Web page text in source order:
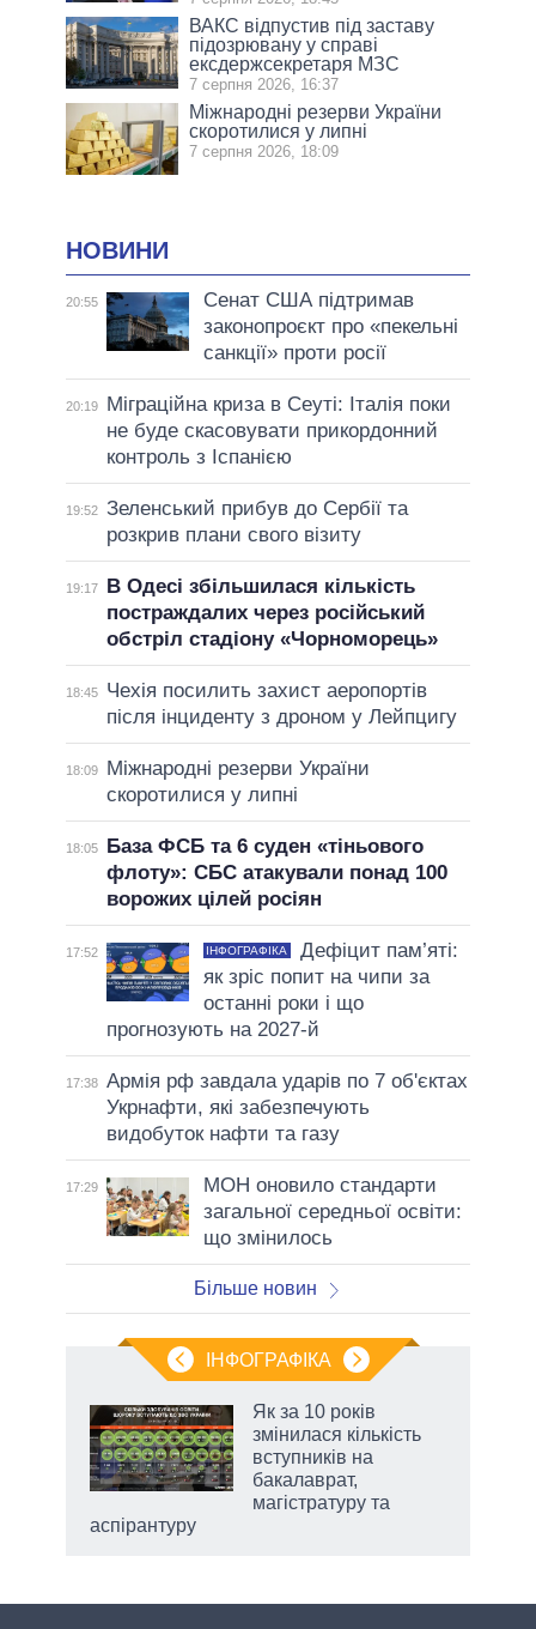
ВАКС відпустив під заставу
підозрювану у справі
ексдержсекретаря МЗС
7 серпня 2026, 16:37
Міжнародні резерви України
скоротилися у липні
7 серпня 2026, 18:09
НОВИНИ
20:55
Сенат США підтримав
законопроєкт про «пекельні
санкції» проти росії
20:19
Міграційна криза в Сеуті: Італія поки
не буде скасовувати прикордонний
контроль з Іспанією
19:52 Зеленський прибув до Сербії та
розкрив плани свого візиту
19:17
В Одесі збільшилася кількість
постраждалих через російський
обстріл стадіону «Чорноморець»
18:45
Чехія посилить захист аеропортів
після інциденту з дроном у Лейпцигу
18:09
Міжнародні резерви України
скоротилися у липні
18:05
База ФСБ та 6 суден «тіньового
флоту»: СБС атакували понад 100
ворожих цілей росіян
17:52 ІНФОГРАФІКА
Дефіцит пам’яті:
як зріс попит на чипи за
останні роки і що
прогнозують на 2027-й
17:38 Армія рф завдала ударів по 7 об'єктах
Укрнафти, які забезпечують
видобуток нафти та газу
17:29
МОН оновило стандарти
загальної середньої освіти:
що змінилось
Більше новин
ІНФОГРАФІКА
Як за 10 років
змінилася кількість
вступників на
бакалаврат,
магістратуру та
аспірантуру